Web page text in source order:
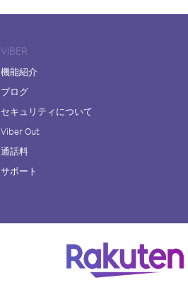
VIBER
機能紹介
ブログ
セキュリティについて
Viber Out
通話料
サポート